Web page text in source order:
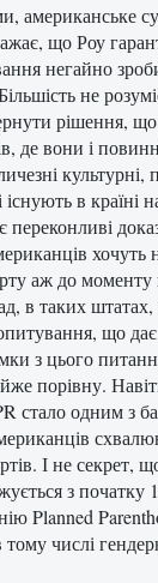
американське
що Роу
негайно
не
рішення, що
де вони і
культурні,
існують в країні
переконливі
аж до
в таких
що
з цього
порівну.
стало одним з
І не секрет,
з початку
Planned
тому числі